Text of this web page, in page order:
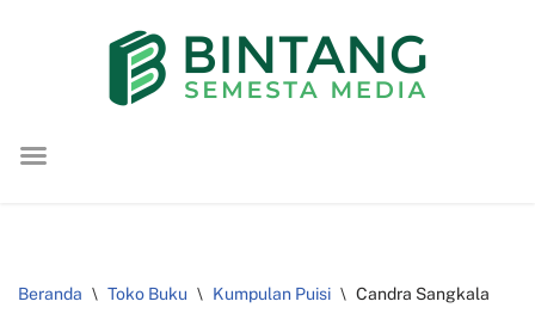
konten
Beranda \ Toko Buku \ Kumpulan Puisi \ Candra Sangkala